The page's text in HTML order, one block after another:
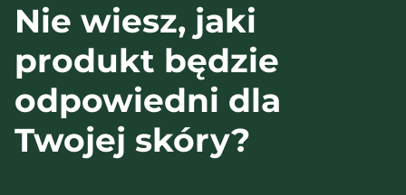
Nie wiesz, jaki
produkt będzie
odpowiedni dla
Twojej skóry?